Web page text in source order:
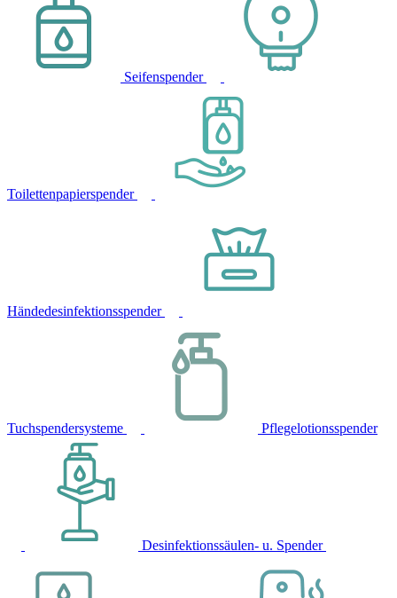
Seifenspender
Toilettenpapierspender
Händedesinfektionsspender
Tuchspendersysteme Pflegelotionsspender
Desinfektionssäulen- u. Spender